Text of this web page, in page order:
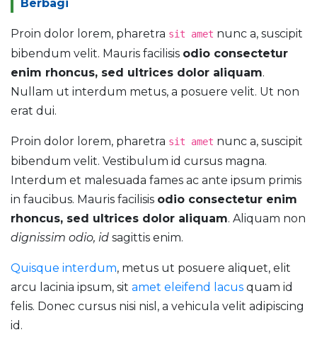
Berbagi
Proin dolor lorem, pharetra sit amet nunc a, suscipit
bibendum velit. Mauris facilisis odio consectetur
enim rhoncus, sed ultrices dolor aliquam.
Nullam ut interdum metus, a posuere velit. Ut non
erat dui.
Proin dolor lorem, pharetra sit amet nunc a, suscipit
bibendum velit. Vestibulum id cursus magna.
Interdum et malesuada fames ac ante ipsum primis
in faucibus. Mauris facilisis odio consectetur enim
rhoncus, sed ultrices dolor aliquam. Aliquam non
dignissim odio, id sagittis enim.
Quisque interdum, metus ut posuere aliquet, elit
arcu lacinia ipsum, sit amet eleifend lacus quam id
felis. Donec cursus nisi nisl, a vehicula velit adipiscing
id.